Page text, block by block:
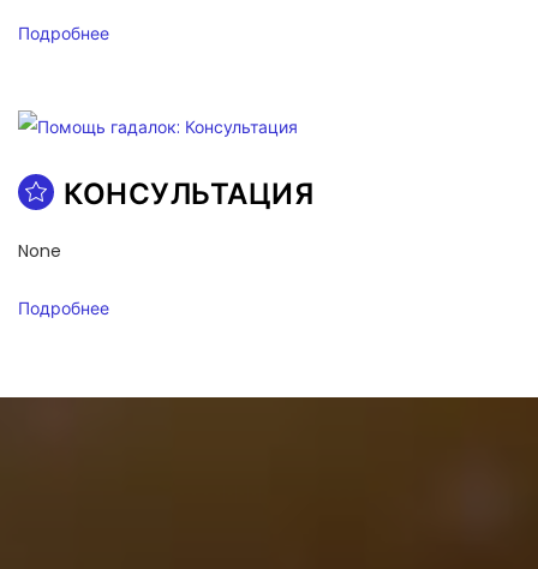
Подробнее
КОНСУЛЬТАЦИЯ
None
Подробнее